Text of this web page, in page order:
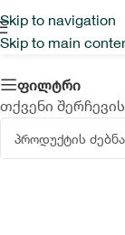
Skip to navigation
Skip to main
ფილტრი
თქვენი